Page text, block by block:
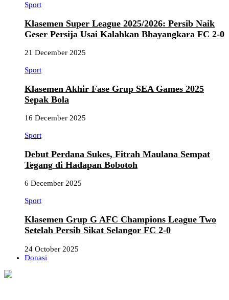
Sport
Klasemen Super League 2025/2026: Persib Naik
Geser Persija Usai Kalahkan Bhayangkara FC 2-0
21 December 2025
Sport
Klasemen Akhir Fase Grup SEA Games 2025
Sepak Bola
16 December 2025
Sport
Debut Perdana Sukes, Fitrah Maulana Sempat
Tegang di Hadapan Bobotoh
6 December 2025
Sport
Klasemen Grup G AFC Champions League Two
Setelah Persib Sikat Selangor FC 2-0
24 October 2025
Donasi